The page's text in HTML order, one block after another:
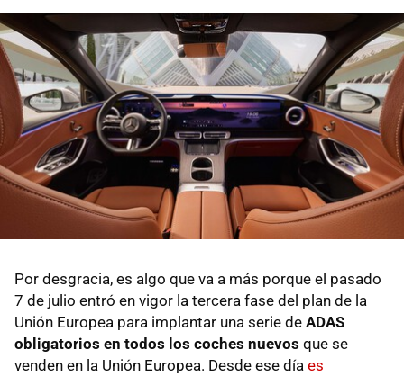
Por desgracia, es algo que va a más porque el pasado
7 de julio entró en vigor la tercera fase del plan de la
Unión Europea para implantar una serie de ADAS
obligatorios en todos los coches nuevos que se
venden en la Unión Europea. Desde ese día es